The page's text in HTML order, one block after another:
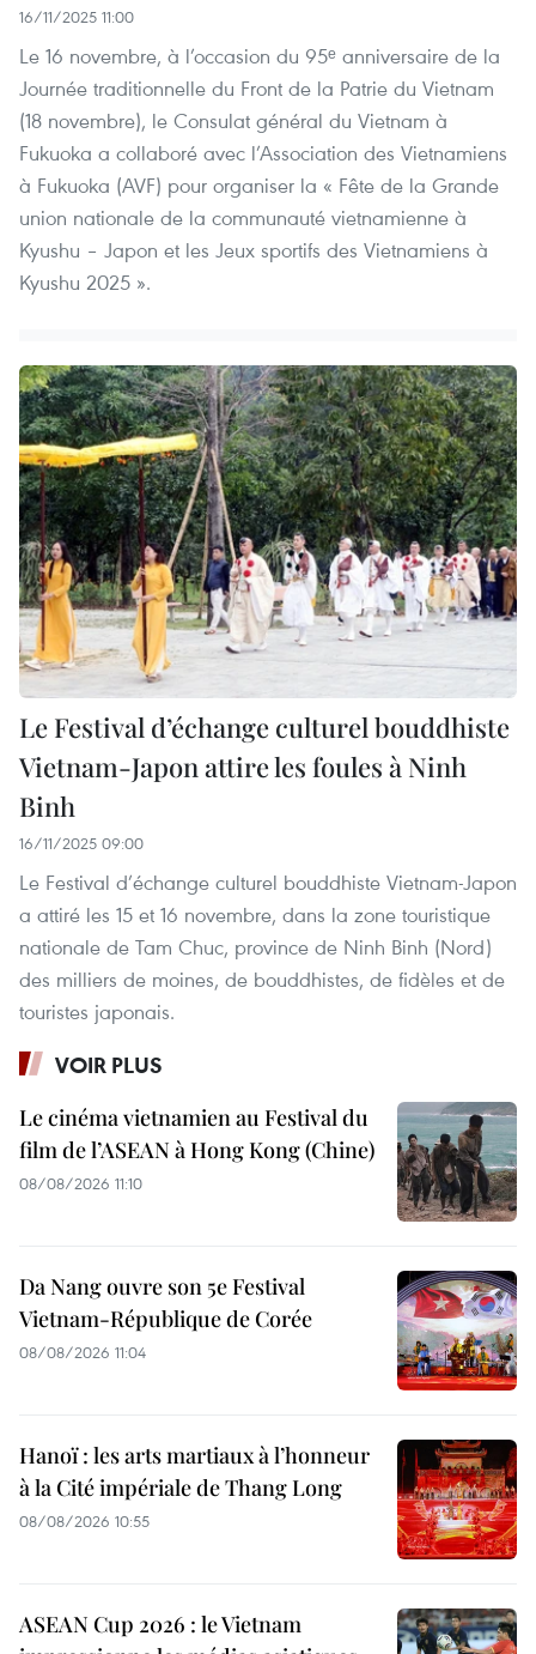
16/11/2025 11:00
Le 16 novembre, à l’occasion du 95ᵉ anniversaire de la
Journée traditionnelle du Front de la Patrie du Vietnam
(18 novembre), le Consulat général du Vietnam à
Fukuoka a collaboré avec l’Association des Vietnamiens
à Fukuoka (AVF) pour organiser la « Fête de la Grande
union nationale de la communauté vietnamienne à
Kyushu – Japon et les Jeux sportifs des Vietnamiens à
Kyushu 2025 ».
Le Festival d’échange culturel bouddhiste
Vietnam-Japon attire les foules à Ninh
Binh
16/11/2025 09:00
Le Festival d’échange culturel bouddhiste Vietnam-Japon
a attiré les 15 et 16 novembre, dans la zone touristique
nationale de Tam Chuc, province de Ninh Binh (Nord)
des milliers de moines, de bouddhistes, de fidèles et de
touristes japonais.
VOIR PLUS
Le cinéma vietnamien au Festival du
film de l’ASEAN à Hong Kong (Chine)
08/08/2026 11:10
Da Nang ouvre son 5e Festival
Vietnam-République de Corée
08/08/2026 11:04
Hanoï : les arts martiaux à l’honneur
à la Cité impériale de Thang Long
08/08/2026 10:55
ASEAN Cup 2026 : le Vietnam